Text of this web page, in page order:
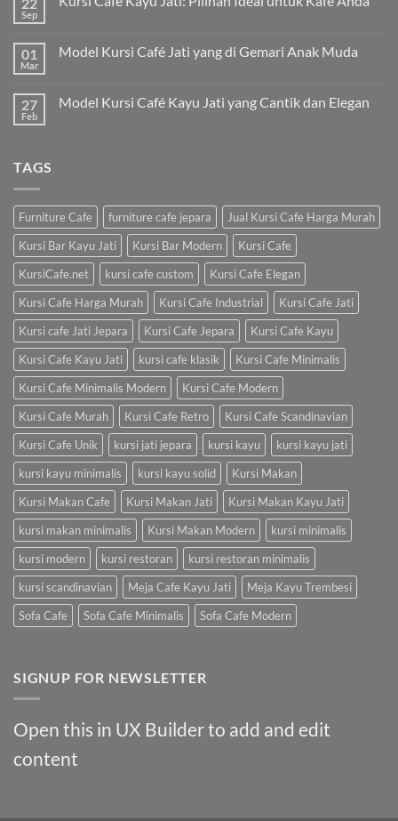
Sep
01
Mar
Model Kursi Café Jati yang di Gemari Anak Muda
27
Feb
Model Kursi Café Kayu Jati yang Cantik dan Elegan
TAGS
Furniture Cafe furniture cafe jepara
Jual Kursi Cafe Harga Murah
Kursi Bar Kayu Jati
Kursi Bar Modern
Kursi Cafe
KursiCafe.net
kursi cafe custom
Kursi Cafe Elegan
Kursi Cafe Harga Murah
Kursi Cafe Industrial
Kursi Cafe Jati
Kursi cafe Jati Jepara
Kursi Cafe Jepara
Kursi Cafe Kayu
Kursi Cafe Kayu Jati
kursi cafe klasik
Kursi Cafe Minimalis
Kursi Cafe Minimalis Modern
Kursi Cafe Modern
Kursi Cafe Murah
Kursi Cafe Retro
Kursi Cafe Scandinavian
Kursi Cafe Unik
kursi jati jepara kursi kayu
kursi kayu jati
kursi kayu minimalis
kursi kayu solid
Kursi Makan
Kursi Makan Cafe
Kursi Makan Jati
Kursi Makan Kayu Jati
kursi makan minimalis
Kursi Makan Modern
kursi minimalis
kursi modern
kursi restoran
kursi restoran minimalis
kursi scandinavian
Meja Cafe Kayu Jati
Meja Kayu Trembesi
Sofa Cafe
Sofa Cafe Minimalis Sofa Cafe Modern
SIGNUP FOR NEWSLETTER
Open this in UX Builder to add and edit
content